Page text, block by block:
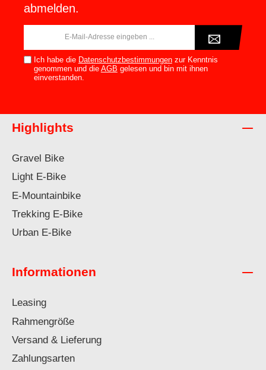
abmelden.
Ich habe die Datenschutzbestimmungenzur Kenntnis
genommen und die AGB gelesen und bin mit ihnen
einverstanden.
Highlights
Gravel Bike
Light E-Bike
E-Mountainbike
Trekking E-Bike
Urban E-Bike
Informationen
Leasing
Rahmengröße
Versand & Lieferung
Zahlungsarten